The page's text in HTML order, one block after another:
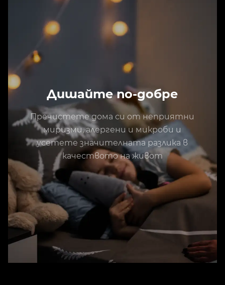
Дишайте по-добре
Пречистете дома си от неприятни
миризми, алергени и микроби и
усетете значителната разлика в
качеството на живот